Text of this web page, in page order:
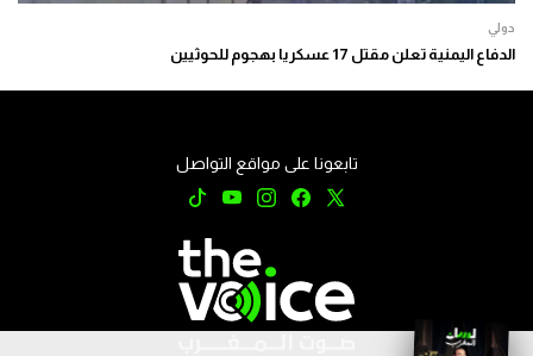
دولي
الدفاع اليمنية تعلن مقتل 17 عسكريا بهجوم للحوثيين
تابعونا على مواقع التواصل